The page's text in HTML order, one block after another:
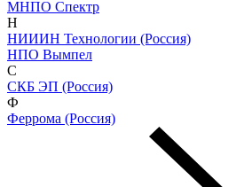
МНПО Спектр
Н
НИИИН Технологии (Россия)
НПО Вымпел
С
СКБ ЭП (Россия)
Ф
Феррома (Россия)